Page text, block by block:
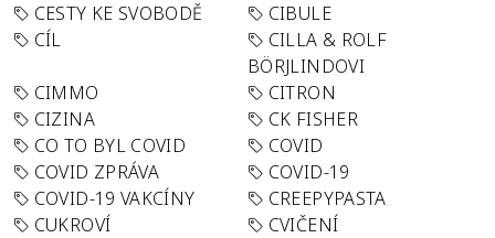
CESTY KE SVOBODĚ
CIBULE
CÍL
CILLA & ROLF
BÖRJLINDOVI
CIMMO
CITRON
CIZINA
CK FISHER
CO TO BYL COVID
COVID
COVID ZPRÁVA
COVID-19
COVID-19 VAKCÍNY
CREEPYPASTA
CUKROVÍ
CVIČENÍ